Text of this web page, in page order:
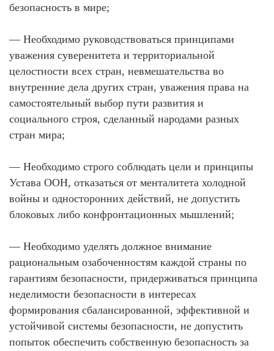
безопасность в мире;
— Необходимо руководствоваться принципами
уважения суверенитета и территориальной
целостности всех стран, невмешательства во
внутренние дела других стран, уважения права на
самостоятельный выбор пути развития и
социального строя, сделанный народами разных
стран мира;
— Необходимо строго соблюдать цели и принципы
Устава ООН, отказаться от менталитета холодной
войны и односторонних действий, не допустить
блоковых либо конфронтационных мышлений;
— Необходимо уделять должное внимание
рациональным озабоченностям каждой страны по
гарантиям безопасности, придерживаться принципа
неделимости безопасности в интересах
формирования сбалансированной, эффективной и
устойчивой системы безопасности, не допустить
попыток обеспечить собственную безопасность за